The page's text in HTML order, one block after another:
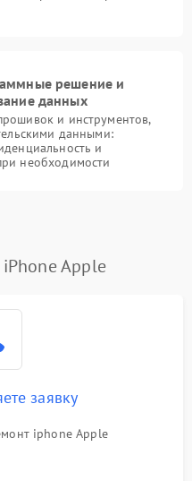
решение и
данных
и инструментов,
данными:
и
необходимости
Apple
заявку
iphone Apple